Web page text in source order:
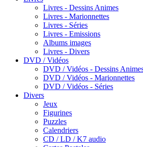
Livres - Dessins Animes
Livres - Marionnettes
Livres - Séries
Livres - Emissions
Albums images
Livres - Divers
DVD / Vidéos
DVD / Vidéos - Dessins
DVD / Vidéos - Marionnettes
DVD / Vidéos - Séries
Divers
Jeux
Figurines
Puzzles
Calendriers
CD / LD / K7 audio